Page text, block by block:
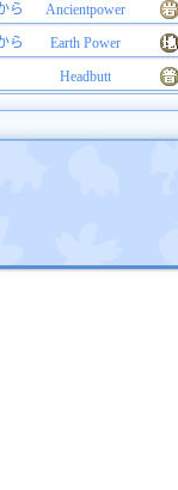
ら
Ancientpower
ら
Earth Power
Headbutt